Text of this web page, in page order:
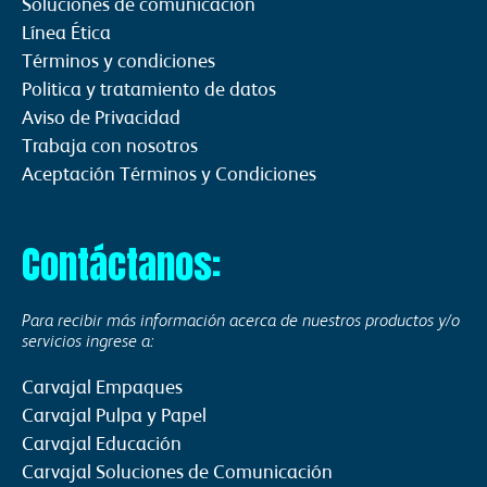
Línea Ética
Términos y condiciones
Politica y tratamiento de datos
Aviso de Privacidad
Trabaja con nosotros
Aceptación Términos y Condiciones
Contáctanos:
Para recibir más información acerca de nuestros productos y/o
servicios ingrese a:
Carvajal Empaques
Carvajal Pulpa y Papel
Carvajal Educación
Carvajal Soluciones de Comunicación